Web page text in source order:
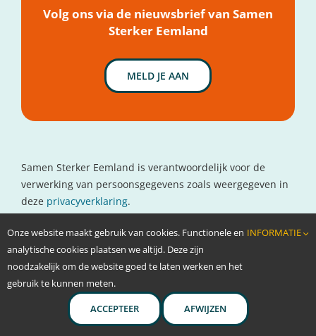
Volg ons via de nieuwsbrief van Samen
Sterker Eemland
MELD JE AAN
Samen Sterker Eemland is verantwoordelijk voor de
verwerking van persoonsgegevens zoals weergegeven in
deze privacyverklaring.
Contactgegevens
www.oncolokaal.nl
info@oncolokaal.nl
Onze website maakt gebruik van cookies. Functionele en
analytische cookies plaatsen we altijd. Deze zijn
noodzakelijk om de website goed te laten werken en het
gebruik te kunnen meten.
INFORMATIE
ACCEPTEER AFWIJZEN